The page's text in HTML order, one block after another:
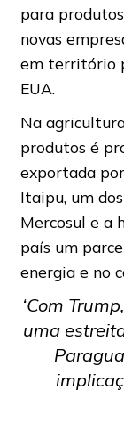
para
novas
em território
EUA.
Na
produtos é
exportada
Itaipu, um
Mercosul e a
país um
energia e no
‘Com
uma